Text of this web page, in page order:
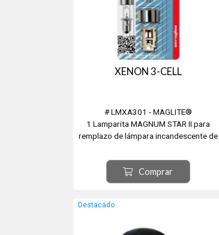
XENON 3-CELL
# LMXA301 - MAGLITE®
1 Lamparita MAGNUM STAR II para
remplazo de lámpara incandescente de
Comprar
Destacado